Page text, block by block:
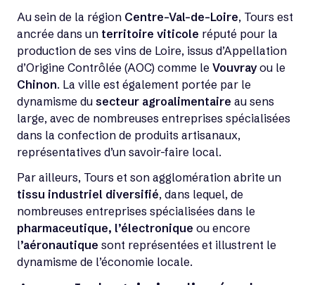
Au sein de la région Centre-Val-de-Loire, Tours est
ancrée dans un territoire viticole réputé pour la
production de ses vins de Loire, issus d’Appellation
d’Origine Contrôlée (AOC) comme le Vouvrayou le
Chinon. La ville est également portée par le
dynamisme du secteur agroalimentaire au sens
large, avec de nombreuses entreprises spécialisées
dans la confection de produits artisanaux,
représentatives d’un savoir-faire local.
Par ailleurs, Tours et son agglomération abrite un
tissu industriel diversifié, dans lequel, de
nombreuses entreprises spécialisées dans le
pharmaceutique, l’électronique ou encore
l’aéronautique sont représentées et illustrent le
dynamisme de l’économie locale.